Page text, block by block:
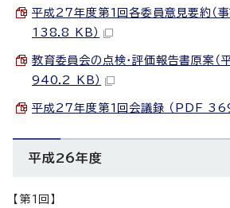
平成27年度第1回各委員意見要約（事
138.8 KB）
教育委員会の点検・評価報告書原案（
940.2 KB）
平成27年度第1回会議録 （PDF
平成26年度
【第1回】